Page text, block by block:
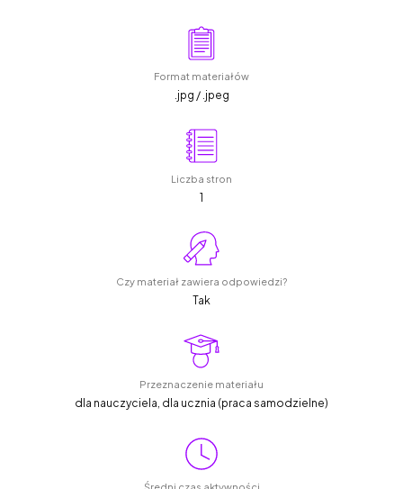
Format materiałów
.jpg / .jpeg
Liczba stron
1
Czy materiał zawiera odpowiedzi?
Tak
Przeznaczenie materiału
dla nauczyciela, dla ucznia (praca samodzielne)